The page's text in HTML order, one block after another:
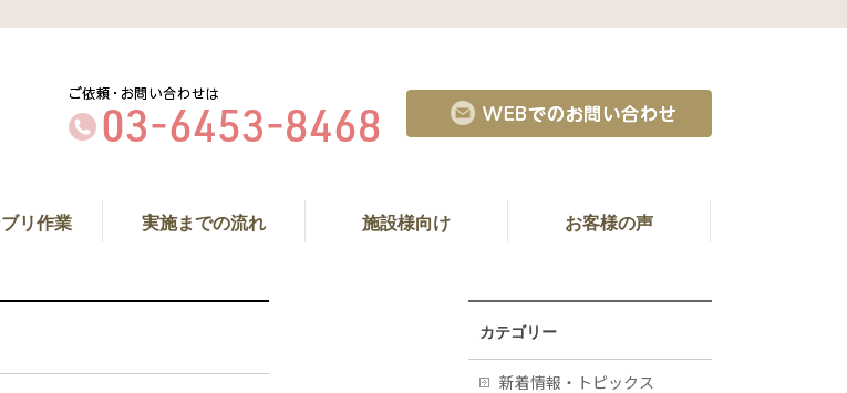
リ作業 実施までの流れ 施設様向け お客様の声
カテゴリー
新着情報・トピックス